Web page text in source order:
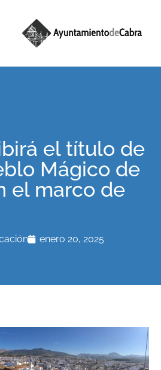
el título de
Mágico de
el marco de
enero 20, 2025